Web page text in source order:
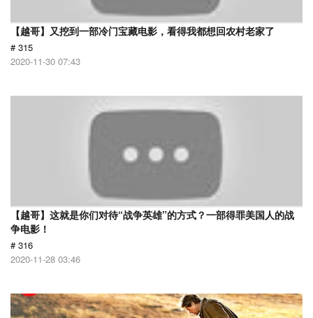
【越哥】又挖到一部冷门宝藏电影，看得我都想回农村老家了
# 315
2020-11-30 07:43
【越哥】这就是你们对待“战争英雄”的方式？一部得罪美国人的战
争电影！
# 316
2020-11-28 03:46